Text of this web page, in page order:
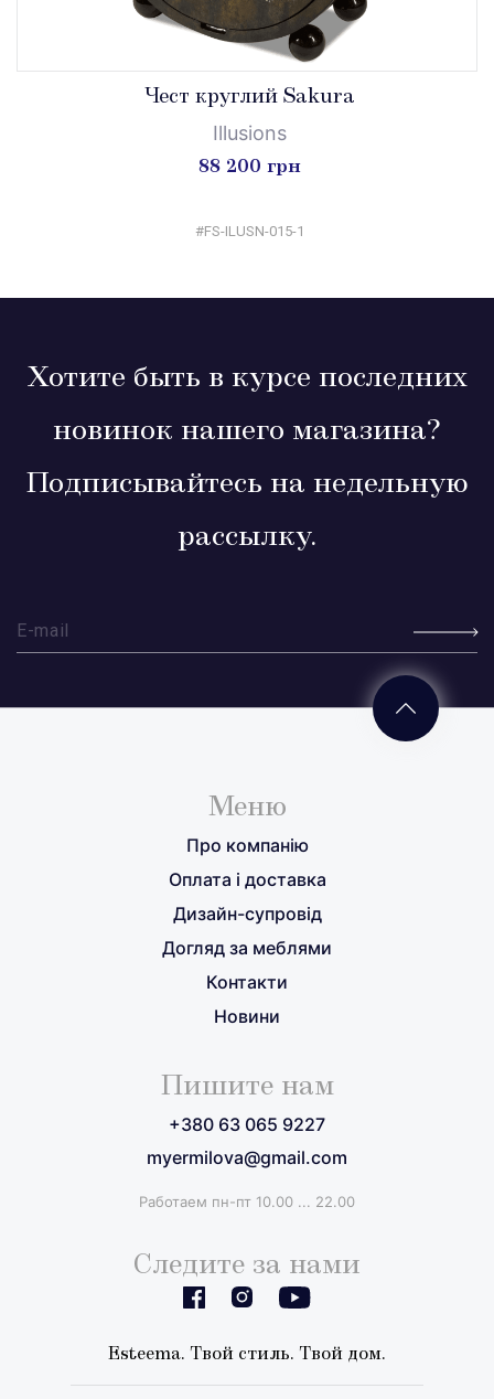
Чест круглий Sakura
Illusions
88 200 грн
#FS-ILUSN-015-1
Хотите быть в курсе последних
новинок нашего магазина?
Подписывайтесь на недельную
рассылку.
Меню
Про компанію
Оплата і доставка
Дизайн-супровід
Догляд за меблями
Контакти
Новини
Пишите нам
+380 63 065 9227
myermilova@gmail.com
Работаем пн-пт 10.00 ... 22.00
Следите за нами
Esteema. Твой стиль. Твой дом.